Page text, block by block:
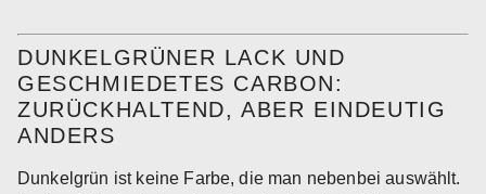
DUNKELGRÜNER LACK UND
GESCHMIEDETES CARBON:
ZURÜCKHALTEND, ABER EINDEUTIG
ANDERS
Dunkelgrün ist keine Farbe, die man nebenbei auswählt.